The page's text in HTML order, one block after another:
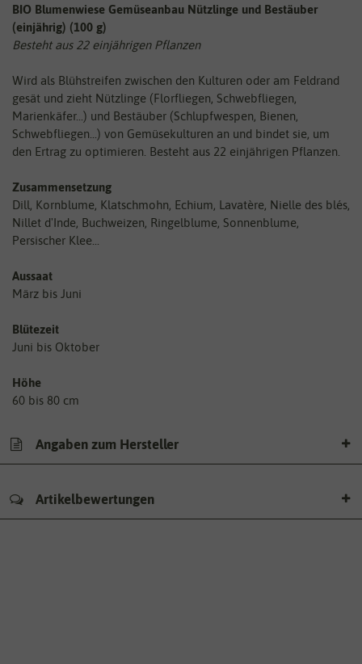
BIO Blumenwiese Gemüseanbau Nützlinge und Bestäuber
(einjährig) (100 g)
Besteht aus 22 einjährigen Pflanzen
Wird als Blühstreifen zwischen den Kulturen oder am Feldrand
gesät und zieht Nützlinge (Florfliegen, Schwebfliegen,
Marienkäfer...) und Bestäuber (Schlupfwespen, Bienen,
Schwebfliegen...) von Gemüsekulturen an und bindet sie, um
den Ertrag zu optimieren. Besteht aus 22 einjährigen Pflanzen.
Zusammensetzung
Dill, Kornblume, Klatschmohn, Echium, Lavatère, Nielle des blés,
Nillet d'Inde, Buchweizen, Ringelblume, Sonnenblume,
Persischer Klee...
Aussaat
März bis Juni
Blütezeit
Juni bis Oktober
Höhe
60 bis 80 cm
Angaben zum Hersteller
Artikelbewertungen